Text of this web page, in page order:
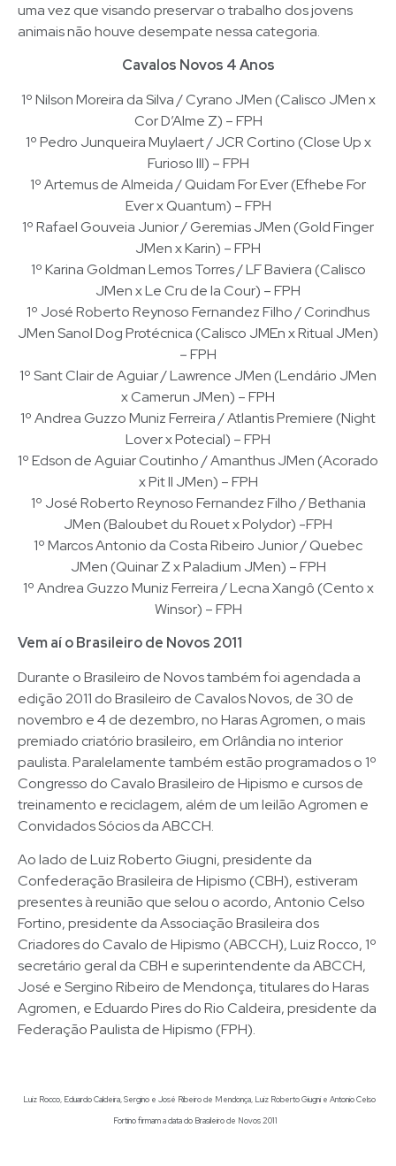
uma vez que visando preservar o trabalho dos jovens
animais não houve desempate nessa categoria.
Cavalos Novos 4 Anos
1º Nilson Moreira da Silva / Cyrano JMen (Calisco JMen x
Cor D’Alme Z) – FPH
1º Pedro Junqueira Muylaert / JCR Cortino (Close Up x
Furioso III) – FPH
1º Artemus de Almeida / Quidam For Ever (Efhebe For
Ever x Quantum) – FPH
1º Rafael Gouveia Junior / Geremias JMen (Gold Finger
JMen x Karin) – FPH
1º Karina Goldman Lemos Torres / LF Baviera (Calisco
JMen x Le Cru de la Cour) – FPH
1º José Roberto Reynoso Fernandez Filho / Corindhus
JMen Sanol Dog Protécnica (Calisco JMEn x Ritual JMen)
– FPH
1º Sant Clair de Aguiar / Lawrence JMen (Lendário JMen
x Camerun JMen) – FPH
1º Andrea Guzzo Muniz Ferreira / Atlantis Premiere (Night
Lover x Potecial) – FPH
1º Edson de Aguiar Coutinho / Amanthus JMen (Acorado
x Pit II JMen) – FPH
1º José Roberto Reynoso Fernandez Filho / Bethania
JMen (Baloubet du Rouet x Polydor) -FPH
1º Marcos Antonio da Costa Ribeiro Junior / Quebec
JMen (Quinar Z x Paladium JMen) – FPH
1º Andrea Guzzo Muniz Ferreira / Lecna Xangô (Cento x
Winsor) – FPH
Vem aí o Brasileiro de Novos 2011
Durante o Brasileiro de Novos também foi agendada a
edição 2011 do Brasileiro de Cavalos Novos, de 30 de
novembro e 4 de dezembro, no Haras Agromen, o mais
premiado criatório brasileiro, em Orlândia no interior
paulista. Paralelamente também estão programados o 1º
Congresso do Cavalo Brasileiro de Hipismo e cursos de
treinamento e reciclagem, além de um leilão Agromen e
Convidados Sócios da ABCCH.
Ao lado de Luiz Roberto Giugni, presidente da
Confederação Brasileira de Hipismo (CBH), estiveram
presentes à reunião que selou o acordo, Antonio Celso
Fortino, presidente da Associação Brasileira dos
Criadores do Cavalo de Hipismo (ABCCH), Luiz Rocco, 1º
secretário geral da CBH e superintendente da ABCCH,
José e Sergino Ribeiro de Mendonça, titulares do Haras
Agromen, e Eduardo Pires do Rio Caldeira, presidente da
Federação Paulista de Hipismo (FPH).
Luiz Rocco, Eduardo Caldeira, Sergino e José Ribeiro de Mendonça, Luiz Roberto Giugni e Antonio Celso
Fortino firmam a data do Brasileiro de Novos 2011